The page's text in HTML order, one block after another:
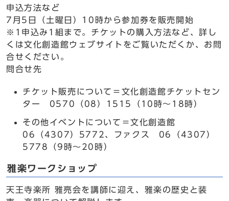
申込方法など
7月5日（土曜日）10時から参加券を販売開始
※1申込み1組まで。チケットの購入方法など、詳し
くは文化創造館ウェブサイトをご覧いただくか、お問
合せください。
問合せ先
チケット販売について＝文化創造館チケットセン
ター 0570（08）1515（10時～18時）
その他イベントについて＝文化創造館
06（4307）5772、ファクス 06（4307）
5778（9時～20時）
雅楽ワークショップ
天王寺楽所 雅亮会を講師に迎え、雅楽の歴史と装